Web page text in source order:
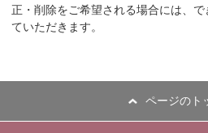
正・削除をご希望される場合には、
ていただきます。
ページのト